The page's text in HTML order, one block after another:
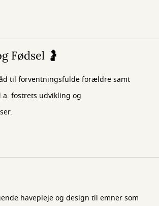
Fødsel 🤰
til forventningsfulde forældre samt
fostrets udvikling og
havepleje og design til emner som